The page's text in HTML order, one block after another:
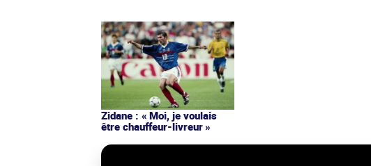
Zidane : « Moi, je voulais
être chauffeur-livreur »